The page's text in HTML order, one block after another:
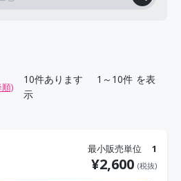
)
10件あります 1～10件 を表
示
最小販売単位 1
¥2,600 (税抜)